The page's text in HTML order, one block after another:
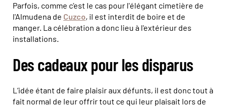
Parfois, comme c’est le cas pour l'élégant cimetière de
l'Almudena de Cuzco, il est interdit de boire et de
manger. La célébration a donc lieu à l'extérieur des
installations.
Des cadeaux pour les disparus
L’idée étant de faire plaisir aux défunts, il est donc tout à
fait normal de leur offrir tout ce qui leur plaisait lors de